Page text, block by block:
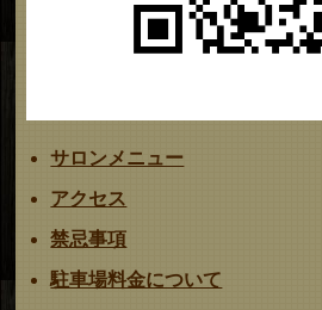
サロンメニュー
アクセス
禁忌事項
駐車場料金について